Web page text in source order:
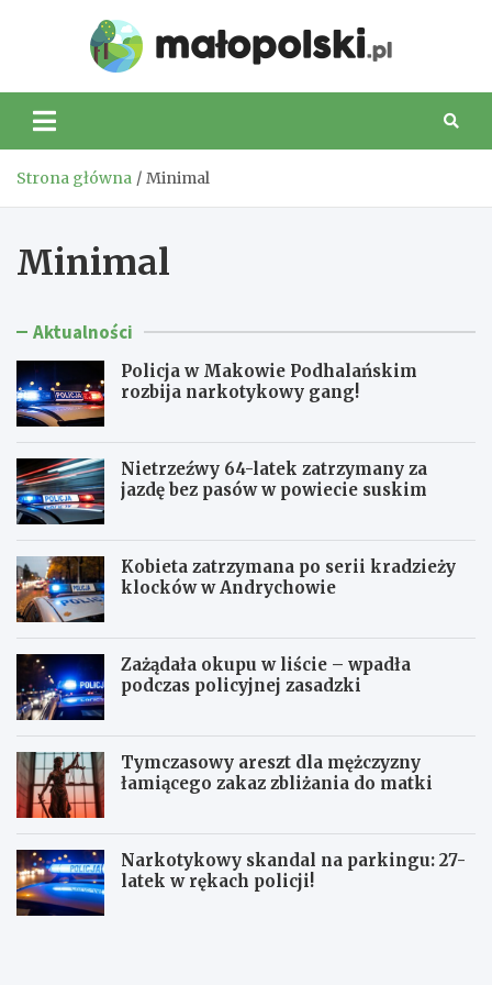
Strona główna Minimal
Minimal
Aktualności
Policja w Makowie Podhalańskim
rozbija narkotykowy gang!
Nietrzeźwy 64-latek zatrzymany za
jazdę bez pasów w powiecie suskim
Kobieta zatrzymana po serii kradzieży
klocków w Andrychowie
Zażądała okupu w liście – wpadła
podczas policyjnej zasadzki
Tymczasowy areszt dla mężczyzny
łamiącego zakaz zbliżania do matki
Narkotykowy skandal na parkingu: 27-
latek w rękach policji!
P
N